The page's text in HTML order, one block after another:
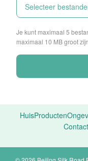
Selecteer
Je kunt maximaal 5
maximaal 10 MB groot
HuisProducten